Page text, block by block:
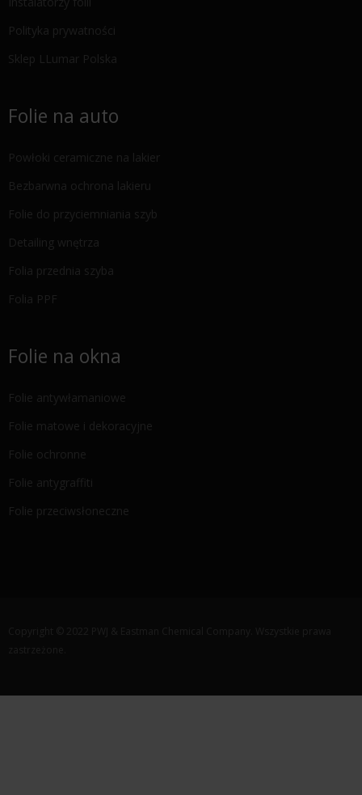
Polityka prywatności
Sklep LLumar Polska
Folie na auto
Powłoki ceramiczne na lakier
Bezbarwna ochrona lakieru
Folie do przyciemniania szyb
Detailing wnętrza
Folia przednia szyba
Folia PPF
Folie na okna
Folie antywłamaniowe
Folie matowe i dekoracyjne
Folie ochronne
Folie antygraffiti
Folie przeciwsłoneczne